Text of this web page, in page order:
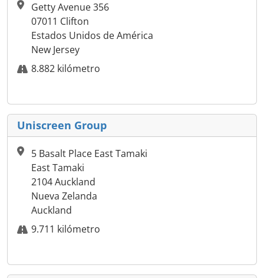
Getty Avenue 356
07011 Clifton
Estados Unidos de América
New Jersey
8.882 kilómetro
Uniscreen Group
5 Basalt Place East Tamaki
East Tamaki
2104 Auckland
Nueva Zelanda
Auckland
9.711 kilómetro